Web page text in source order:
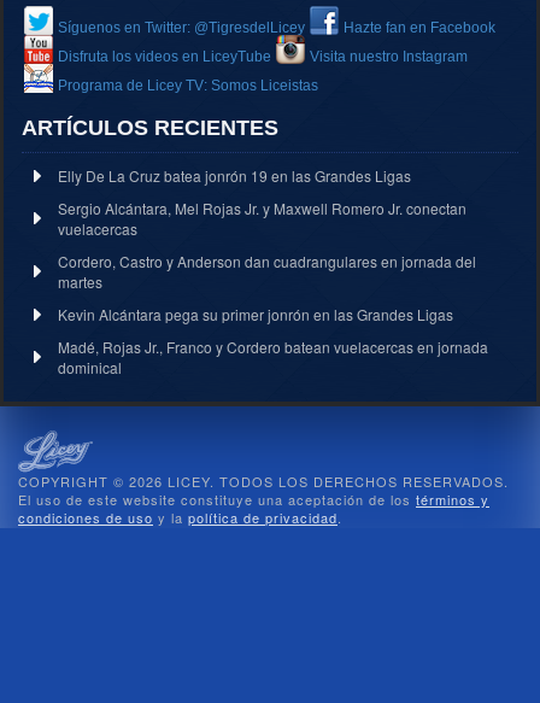
Síguenos en Twitter: @TigresdelLicey
Hazte fan en Facebook
Disfruta los videos en LiceyTube
Visita nuestro Instagram
Programa de Licey TV: Somos Liceistas
ARTÍCULOS RECIENTES
Elly De La Cruz batea jonrón 19 en las Grandes Ligas
Sergio Alcántara, Mel Rojas Jr. y Maxwell Romero Jr. conectan
vuelacercas
Cordero, Castro y Anderson dan cuadrangulares en jornada del
martes
Kevin Alcántara pega su primer jonrón en las Grandes Ligas
Madé, Rojas Jr., Franco y Cordero batean vuelacercas en jornada
dominical
COPYRIGHT © 2026 LICEY. TODOS LOS DERECHOS RESERVADOS.
El uso de este website constituye una aceptación de los términos y
condiciones de uso y la política de privacidad